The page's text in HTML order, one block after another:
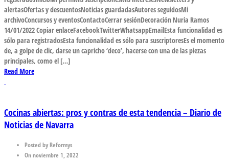
alertasOfertas y descuentosNoticias guardadasAutores seguidosMi
archivoConcursos y eventosContactoCerrar sesiónDecoración Nuria Ramos
14/01/2022 Copiar enlaceFacebookTwitterWhatsappEmailEsta funcionalidad es
sólo para registradosEsta funcionalidad es sólo para suscriptoresEs el momento
de, a golpe de clic, darse un capricho ‘deco’, hacerse con una de las piezas
principales, como el […]
Read More
Cocinas abiertas: pros y contras de esta tendencia – Diario de
Noticias de Navarra
Posted by Reformys
On noviembre 1, 2022